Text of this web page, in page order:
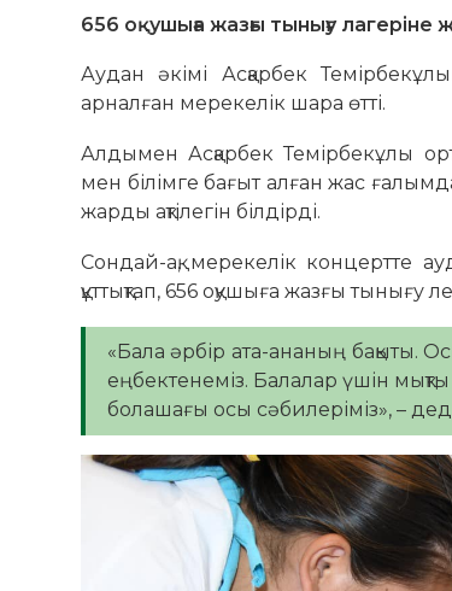
656 оқушыға жазғы тынығу лагеріне
Аудан әкімі Асқарбек
арналған мерекелік шара өтті.
Алдымен Асқарбек Темірбекұлы
мен білімге бағыт алған жас
жарды ақтілегін білдірді.
Сондай-ақ, мерекелік концертте
құттықтап, 656 оқушыға жазғы тынығу
«Бала әрбір ата-ананың бақыты.
еңбектенеміз. Балалар үшін
болашағы осы сәбилеріміз», –